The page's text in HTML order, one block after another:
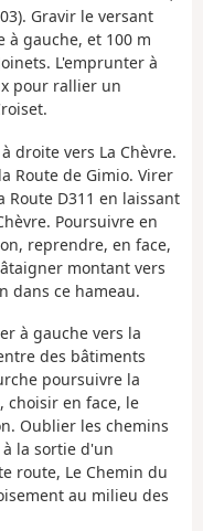
Gravir le versant
à gauche, et 100 m
L'emprunter à
pour rallier un
droite vers La Chèvre.
Route de Gimio. Virer
D311 en laissant
Poursuivre en
reprendre, en face,
montant vers
dans ce hameau.
à gauche vers la
des bâtiments
poursuivre la
choisir en face, le
Oublier les chemins
la sortie d'un
route, Le Chemin du
au milieu des